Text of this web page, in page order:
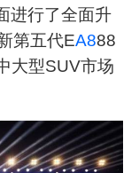
进行了全面升
第五代EA888
大型SUV市场